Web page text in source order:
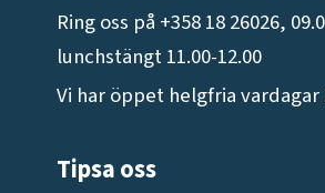
Ring oss på +358 18 26026,
lunchstängt 11.00-12.00
Vi har öppet helgfria vardagar
Tipsa oss